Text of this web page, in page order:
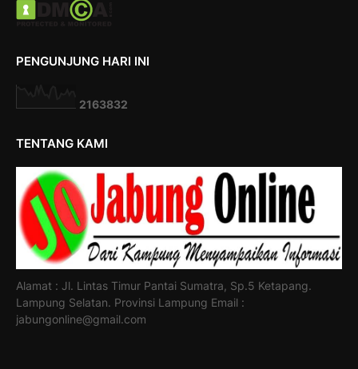
PENGUNJUNG HARI INI
2163832
TENTANG KAMI
Alamat : Jl. Lintas Timur Pantai Sumatra, Sp.5 Ketapang.
Lampung Selatan. Provinsi Lampung Email :
jabungonline@gmail.com